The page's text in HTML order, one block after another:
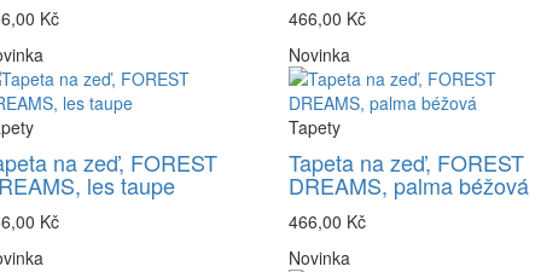
Kč
466,00 Kč
na zeď, FOREST
les taupe
Kč
Novinka
Tapety
Tapeta na zeď, FOREST
DREAMS, palma béžová
466,00 Kč
Novinka